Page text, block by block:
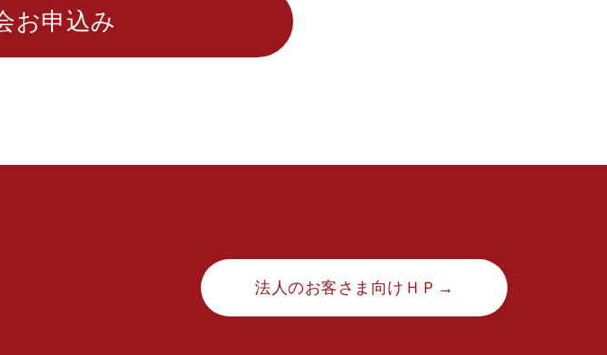
お申込み
法人のお客さま向けＨＰ→